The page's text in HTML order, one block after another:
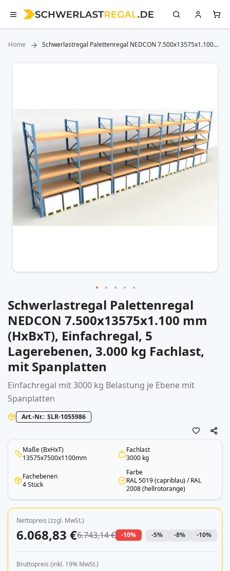
Home
Schwerlastregal Palettenregal NEDCON 7.500x13575x1.100
Zum
Zum
Anfang
der
Bildergalerie
springen
Schwerlastregal Palettenregal
NEDCON 7.500x13575x1.100 mm
(HxBxT), Einfachregal, 5
Lagerebenen, 3.000 kg Fachlast,
mit Spanplatten
Einfachregal mit 3000 kg Belastung je Ebene mit
Spanplatten
Art.-Nr. SLR-1055986
Maße (BxHxT)
13575x7500x1100mm
Fachlast
3000 kg
Fachebenen
4 Stück
Farbe
RAL 5019 (capriblau) / RAL
2008 (hellrotorange)
Nettopreis (zzgl. MwSt.)
6.068,83 €6.743,14 € -10% -5% -8% -10%
Bruttopreis (inkl. 19% MwSt.)